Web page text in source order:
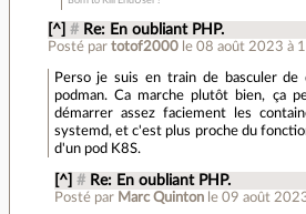
[^] # Re: En oubliant PHP.
Posté par totof2000 le 08 août 2023 à
Perso je suis en train de basculer de
podman. Ca marche plutôt bien, ça
démarrer assez faciement les
systemd, et c'est plus proche du
d'un pod K8S.
[^] # Re: En oubliant PHP.
Posté par Marc Quinton le 09 août